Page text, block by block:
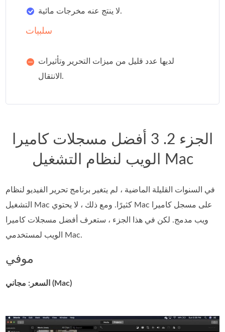
لا ينتج عنه مخرجات مائية.
سلبيات
لديها عدد قليل من ميزات التحرير وتأثيرات
الانتقال.
الجزء 2. 3 أفضل مسجلات كاميرا
الويب لنظام التشغيل Mac
في السنوات القليلة الماضية ، لم يتغير برنامج تحرير الفيديو لنظام
التشغيل Mac كثيرًا. ومع ذلك ، لا يحتوي Mac على مسجل كاميرا
ويب مدمج. لكن في هذا الجزء ، ستعرف أفضل مسجلات كاميرا
الويب لمستخدمي Mac.
موفي
السعر: مجاني (Mac)